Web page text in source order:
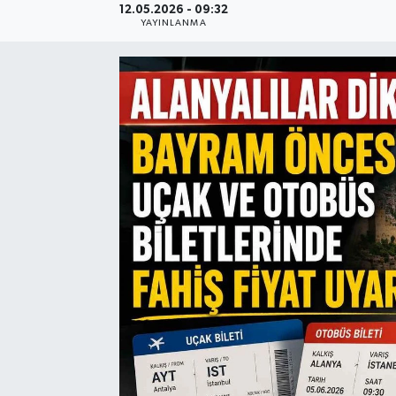
12.05.2026 - 09:32
YAYINLANMA